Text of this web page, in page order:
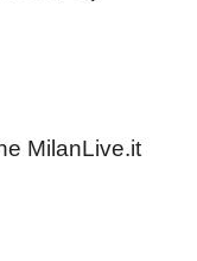
MilanLive.it